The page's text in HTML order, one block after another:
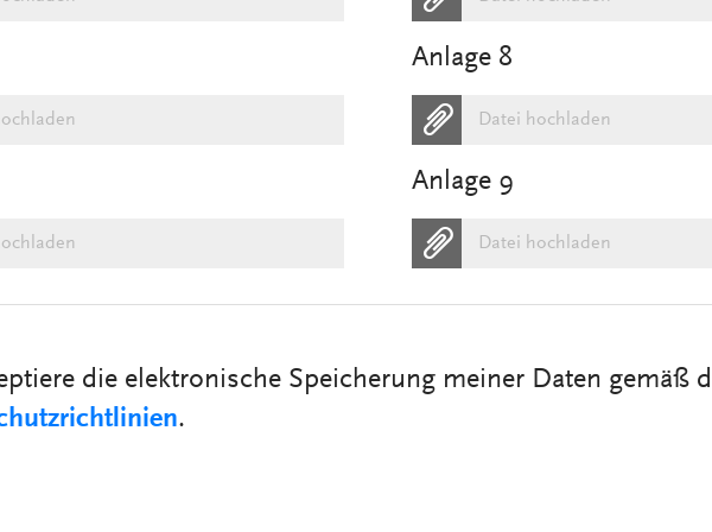
Anlage 8
Datei hochladen
Anlage 9
Datei hochladen
die elektronische Speicherung meiner Daten gemäß
.